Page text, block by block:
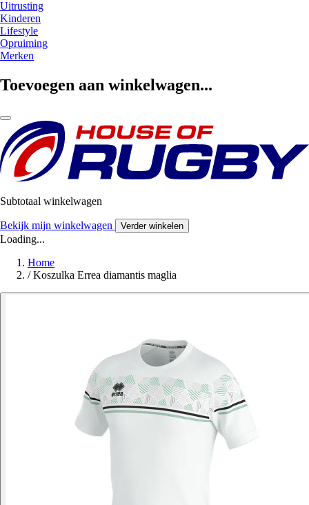
Uitrusting
Kinderen
Lifestyle
Opruiming
Merken
Toevoegen aan winkelwagen...
Subtotaal winkelwagen
Bekijk mijn winkelwagen Verder winkelen
Loading...
Home
/ Koszulka Errea diamantis maglia